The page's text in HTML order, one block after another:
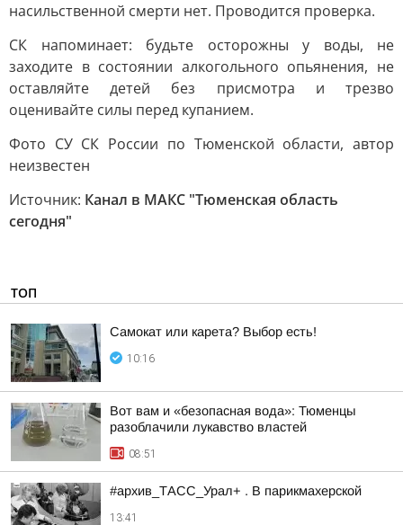
насильственной смерти нет. Проводится проверка.
СК напоминает: будьте осторожны у воды, не
заходите в состоянии алкогольного опьянения, не
оставляйте детей без присмотра и трезво
оценивайте силы перед купанием.
Фото СУ СК России по Тюменской области, автор
неизвестен
Источник: Канал в МАКС "Тюменская область
сегодня"
ТОП
Самокат или карета? Выбор есть!
10:16
Вот вам и «безопасная вода»: Тюменцы
разоблачили лукавство властей
08:51
#архив_ТАСС_Урал+ . В парикмахерской
13:41